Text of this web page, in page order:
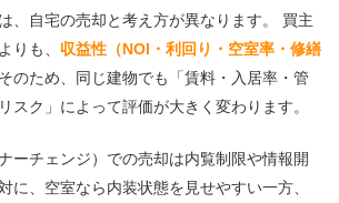
、自宅の売却と考え方が異なります。 買主
りも、 収益性（NOI・利回り・空室率・修繕
のため、同じ建物でも「賃料・入居率・管
スク」によって評価が大きく変わります。
ーチェンジ）での売却は内覧制限や情報開
に、空室なら内装状態を見せやすい一方、